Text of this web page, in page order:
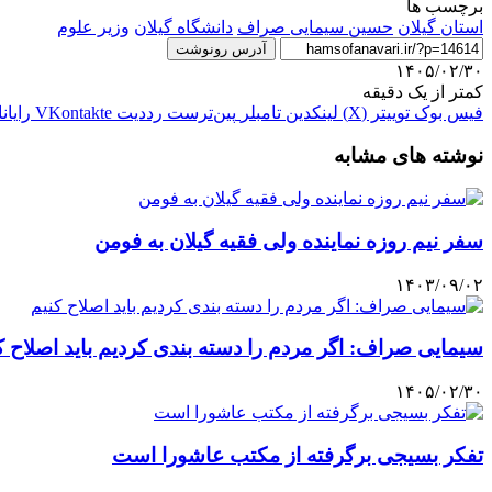
برچسب ها
استان گیلان حسین سیمایی صراف دانشگاه گیلان وزیر علوم
آدرس رونوشت
۱۴۰۵/۰۲/۳۰
کمتر از یک دقیقه
فیس بوک توییتر (X) لینکدین ‫تامبلر ‫پین‌ترست ‫رددیت ‫VKontakte
نوشته های مشابه
سفر نیم روزه نماینده ولی فقیه گیلان به فومن
۱۴۰۳/۰۹/۰۲
سیمایی صراف: اگر مردم را دسته بندی کردیم باید اصلاح
۱۴۰۵/۰۲/۳۰
تفکر بسیجی برگرفته از مکتب عاشورا است